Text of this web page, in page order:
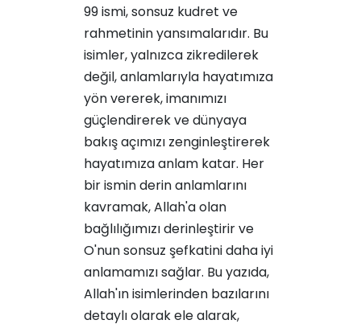
99 ismi, sonsuz kudret ve
rahmetinin yansımalarıdır. Bu
isimler, yalnızca zikredilerek
değil, anlamlarıyla hayatımıza
yön vererek, imanımızı
güçlendirerek ve dünyaya
bakış açımızı zenginleştirerek
hayatımıza anlam katar. Her
bir ismin derin anlamlarını
kavramak, Allah'a olan
bağlılığımızı derinleştirir ve
O'nun sonsuz şefkatini daha iyi
anlamamızı sağlar. Bu yazıda,
Allah'ın isimlerinden bazılarını
detaylı olarak ele alarak,